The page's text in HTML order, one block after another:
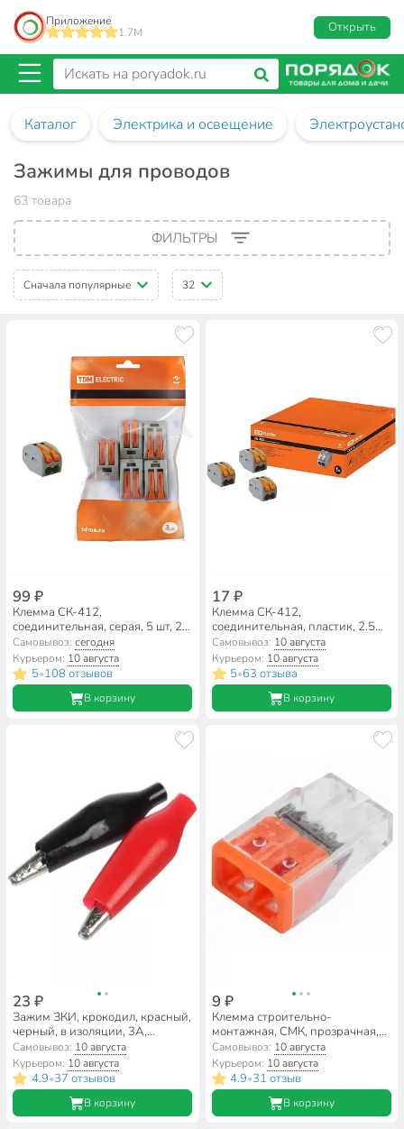
Приложение
1.7M
Открыть
Каталог Электрика и освещение
Зажимы для проводов
63 товара
ФИЛЬТРЫ
Сначала популярные 32
99 ₽
Клемма СК-412,
соединительная, серая, 5 шт, 2.5
мм², TDM Electric, SQ0527-0011
Самовывоз:сегодня
Курьером: 10 августа
5•108 отзывов
В корзину
17 ₽
Клемма СК-412,
соединительная, пластик, 2.5
мм², TDM Electric, SQ0527-0001
Самовывоз: 10 августа
Курьером: 10 августа
5•63 отзыва
В корзину
23 ₽
Зажим ЗКИ, крокодил, красный,
черный, в изоляции, 3А,
1шт+1шт, 40 мм, TDM Electric,
SQ0541-0025
Самовывоз: 10 августа
Курьером: 10 августа
4.9•37 отзывов
В корзину
9 ₽
Клемма строительно-
монтажная, СМК, прозрачная,
2-проводная, 0.5-2.5 мм²,
General Lighting Systems,
800486
Самовывоз: 10 августа
Курьером: 10 августа
4.9•31 отзыв
В корзину